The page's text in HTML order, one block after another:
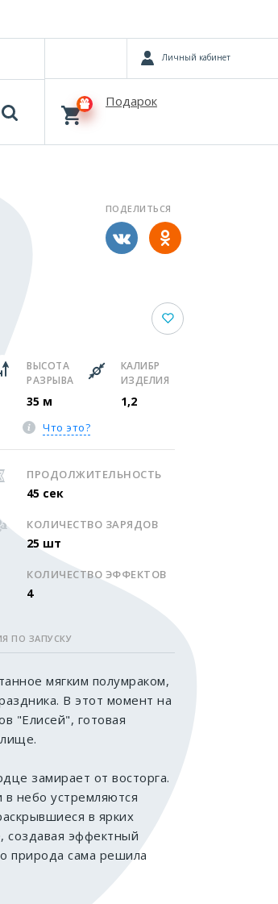
Личный кабинет
Подарок
ПОДЕЛИТЬСЯ
ВЫСОТА
РАЗРЫВА
35 м
КАЛИБР
ИЗДЕЛИЯ
1,2
Что это?
ПРОДОЛЖИТЕЛЬНОСТЬ
45 сек
КОЛИЧЕСТВО ЗАРЯДОВ
25 шт
КОЛИЧЕСТВО ЭФФЕКТОВ
4
ПО ЗАПУСКУ
мягким полумраком,
В этот момент на
"Елисей", готовая
замирает от восторга.
небо устремляются
в ярких
создавая эффектный
природа сама решила